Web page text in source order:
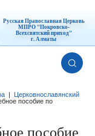
Русская Православная Церковь
МПРО "Покровско-
Всехсвятский приход"
г. Алматы
Церковнославянский
пособие по
пособие